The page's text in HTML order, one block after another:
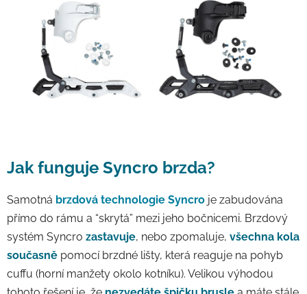
Jak funguje Syncro brzda?
Samotná brzdová technologie Syncro je zabudována
přímo do rámu a “skrytá” mezi jeho bočnicemi. Brzdový
systém Syncro zastavuje, nebo zpomaluje, všechna kola
současně pomocí brzdné lišty, která reaguje na pohyb
cuffu (horní manžety okolo kotníku). Velikou výhodou